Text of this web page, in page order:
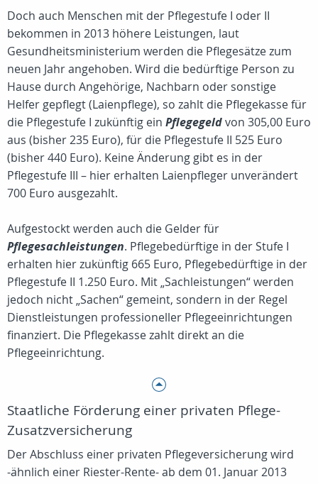
Doch auch Menschen mit der Pflegestufe I oder II
bekommen in 2013 höhere Leistungen, laut
Gesundheitsministerium werden die Pflegesätze zum
neuen Jahr angehoben. Wird die bedürftige Person zu
Hause durch Angehörige, Nachbarn oder sonstige
Helfer gepflegt (Laienpflege), so zahlt die Pflegekasse für
die Pflegestufe I zukünftig ein Pflegegeldvon 305,00 Euro
aus (bisher 235 Euro), für die Pflegestufe II 525 Euro
(bisher 440 Euro). Keine Änderung gibt es in der
Pflegestufe III – hier erhalten Laienpfleger unverändert
700 Euro ausgezahlt.
Aufgestockt werden auch die Gelder für
Pflegesachleistungen. Pflegebedürftige in der Stufe I
erhalten hier zukünftig 665 Euro, Pflegebedürftige in der
Pflegestufe II 1.250 Euro. Mit „Sachleistungen“ werden
jedoch nicht „Sachen“ gemeint, sondern in der Regel
Dienstleistungen professioneller Pflegeeinrichtungen
finanziert. Die Pflegekasse zahlt direkt an die
Pflegeeinrichtung.
Staatliche Förderung einer privaten Pflege-
Zusatzversicherung
Der Abschluss einer privaten Pflegeversicherung wird
-ähnlich einer Riester-Rente- ab dem 01. Januar 2013